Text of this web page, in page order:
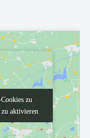
zu
aktivieren
zu
aktivieren